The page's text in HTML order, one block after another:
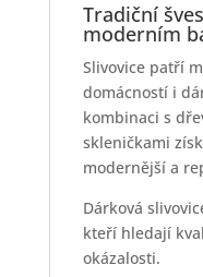
Tradiční
moderním
Slivovice patří
domácností i
kombinaci s
skleničkami
modernější a
Dárková
kteří hledají
okázalosti.